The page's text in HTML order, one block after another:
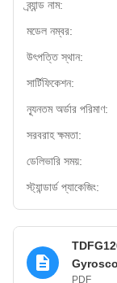
ব্র্যান্ড নাম:
মডেল নম্বর:
উৎপত্তি স্থান:
সার্টিফিকেশন:
ন্যূনতম অর্ডার পরিমাণ:
সরবরাহ ক্ষমতা:
ডেলিভারি সময়:
স্ট্যান্ডার্ড প্যাকেজিং:
PDF